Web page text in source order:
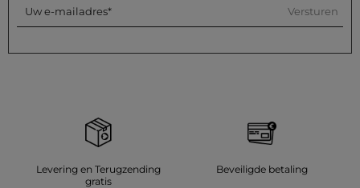
Uw e-mailadres Versturen
Levering en Terugzending
gratis
Beveiligde betaling